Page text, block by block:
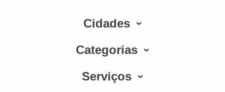
Cidades
Categorias
Serviços